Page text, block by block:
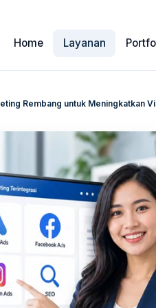
Home Layanan
Rembang untuk Meningkatkan